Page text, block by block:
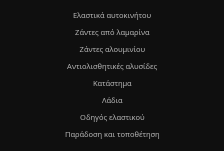
Ελαστικά αυτοκινήτου
Ζάντες από λαμαρίνα
Ζάντες αλουμινίου
Αντιολισθητικές αλυσίδες
Κατάστημα
Λάδια
Οδηγός ελαστικού
Παράδοση και τοποθέτηση